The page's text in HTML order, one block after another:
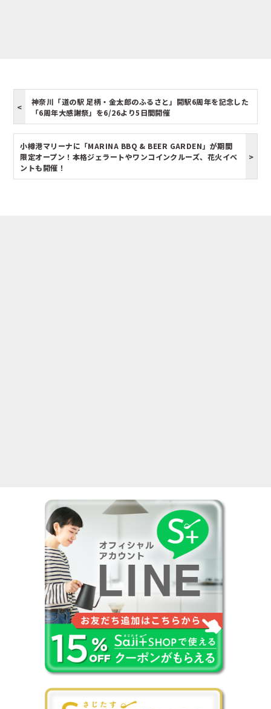
神奈川「道の駅 足柄・金太郎のふるさと」開駅6周年を記念した
「6周年大感謝祭」を6/26より5日間開催
小樽港マリーナに「MARINA BBQ & BEER GARDEN」が期間
限定オープン！本格ジェラートやワンコインクルーズ、花火イベ
ントも開催！